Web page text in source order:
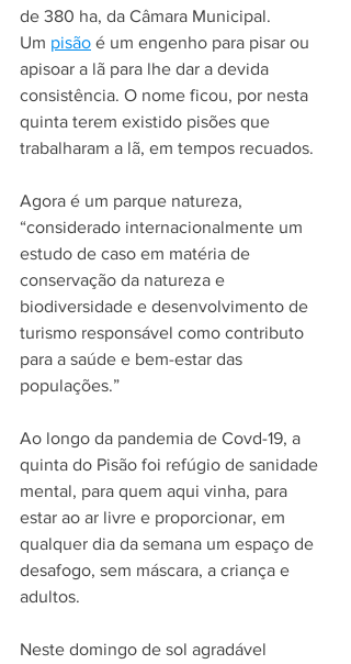
de 380 ha, da Câmara Municipal.
Um pisão é um engenho para pisar ou
apisoar a lã para lhe dar a devida
consistência. O nome ficou, por nesta
quinta terem existido pisões que
trabalharam a lã, em tempos recuados.
Agora é um parque natureza,
“considerado internacionalmente um
estudo de caso em matéria de
conservação da natureza e
biodiversidade e desenvolvimento de
turismo responsável como contributo
para a saúde e bem-estar das
populações.”
Ao longo da pandemia de Covd-19, a
quinta do Pisão foi refúgio de sanidade
mental, para quem aqui vinha, para
estar ao ar livre e proporcionar, em
qualquer dia da semana um espaço de
desafogo, sem máscara, a criança e
adultos.
Neste domingo de sol agradável